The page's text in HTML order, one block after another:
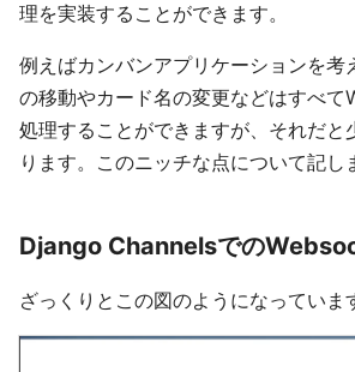
理を実装することができます。
例えばカンバンアプリケーションを考
の移動やカード名の変更などはすべ
処理することができますが、それだと
ります。このニッチな点について記し
Django Channelsでの
ざっくりとこの図のようになっていま